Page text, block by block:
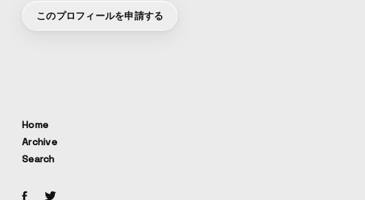
このプロフィールを申請する
Home
Archive
Search